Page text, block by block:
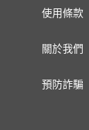
使用條款
關於我們
預防詐騙